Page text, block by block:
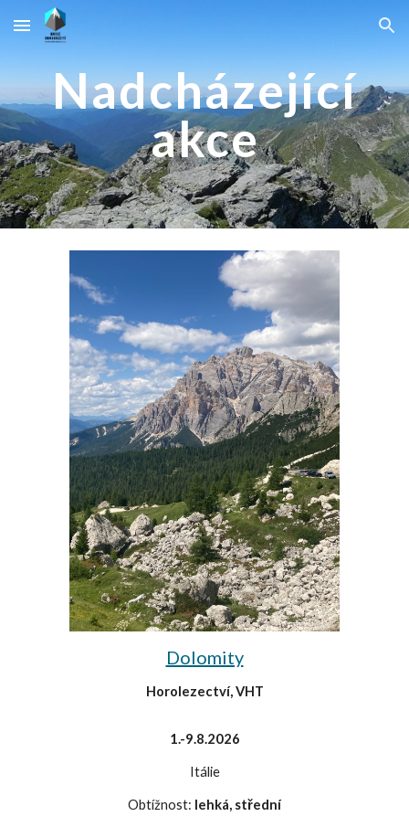
Skip to main content Skip to navigation
Nadcházející
akce
Dolomity
Horolezectví, VHT
1.-9.8.2026
Itálie
Obtížnost: lehká, střední